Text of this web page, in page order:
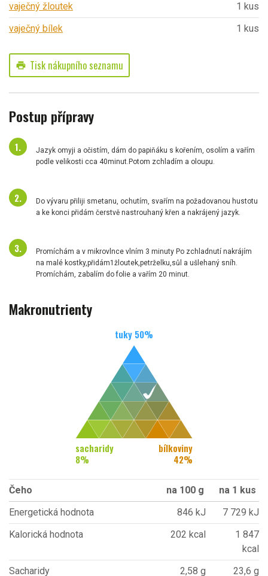
vaječný žloutek
1 kus
vaječný bílek
1 kus
print Tisk nákupního seznamu
Postup přípravy
Jazyk omyji a očistím, dám do papiňáku s kořením, osolím a vařím
podle velikosti cca 40minut.Potom zchladím a oloupu.
Do vývaru přiliji smetanu, ochutím, svařím na požadovanou hustotu
a ke konci přidám čerstvě nastrouhaný křen a nakrájený jazyk.
Promíchám a v mikrovlnce vlním 3 minuty Po zchladnutí nakrájím
na malé kostky,přidám1žloutek,petrželku,sůl a ušlehaný sníh.
Promíchám, zabalím do folie a vařím 20 minut.
Makronutrienty
tuky 50%
sacharidy
8%
bílkoviny
42%
Čeho na 100 g
na 1 kus
Energetická hodnota
846 kJ
7 729 kJ
Kalorická hodnota
202 kcal
1 847
kcal
Sacharidy
2,58 g 23,6 g